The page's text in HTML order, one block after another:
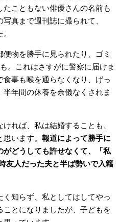
こともない俳優さんの名前も
真まで週刊誌に撮られて、
物を勝手に見られたり、ゴミ
。これはさすがに警察に届けま
事も喉を通らなくなり、げっ
年間の休養を余儀なくされま
れば、私は結婚することも、
います。 報道によって勝手に
がどうしても許せなくて、「私
友人だった夫と半ば勢いで入籍
知らず、私としてはしてやっ
とになりましたが、子どもを